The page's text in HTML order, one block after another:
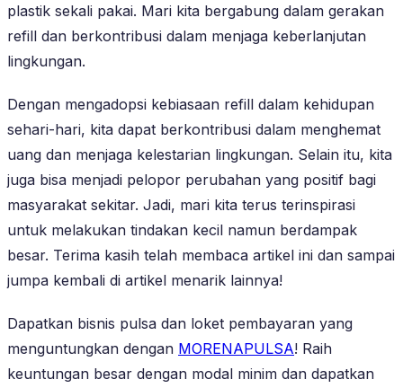
plastik sekali pakai. Mari kita bergabung dalam gerakan
refill dan berkontribusi dalam menjaga keberlanjutan
lingkungan.
Dengan mengadopsi kebiasaan refill dalam kehidupan
sehari-hari, kita dapat berkontribusi dalam menghemat
uang dan menjaga kelestarian lingkungan. Selain itu, kita
juga bisa menjadi pelopor perubahan yang positif bagi
masyarakat sekitar. Jadi, mari kita terus terinspirasi
untuk melakukan tindakan kecil namun berdampak
besar. Terima kasih telah membaca artikel ini dan sampai
jumpa kembali di artikel menarik lainnya!
Dapatkan bisnis pulsa dan loket pembayaran yang
menguntungkan dengan MORENAPULSA! Raih
keuntungan besar dengan modal minim dan dapatkan